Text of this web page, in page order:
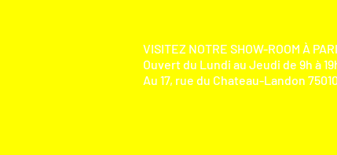
VISITEZ NOTRE SHOW-ROOM À
Ouvert du Lundi au Jeudi de 9h à
Au 17, rue du Chateau-Landon